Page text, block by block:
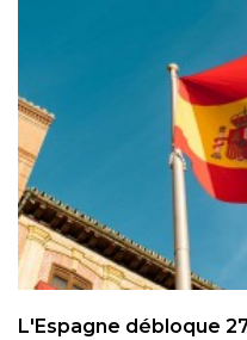
L'Espagne débloque